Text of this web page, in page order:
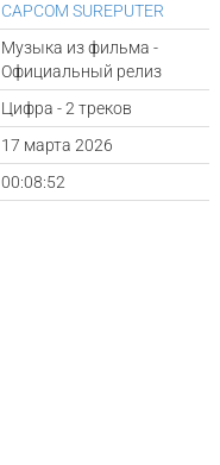
CAPCOM SUREPUTER
Музыка из фильма -
Официальный релиз
Цифра - 2 треков
17 марта 2026
00:08:52